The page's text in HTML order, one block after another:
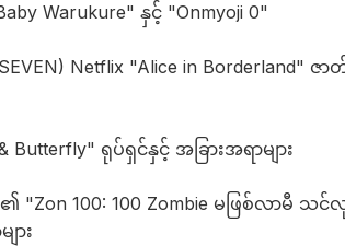
Warukure" နှင့် "Onmyoji 0"
Netflix "Alice in Borderland" ဇ
Butterfly" ရုပ်ရှင်နှင့် အခြားအရာများ
၏ "Zon 100: 100 Zombie မဖြစ်လာမီ
ား